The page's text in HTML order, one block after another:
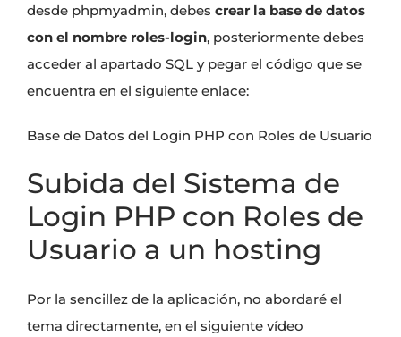
desde phpmyadmin, debes crear la base de datos
con el nombre roles-login, posteriormente debes
acceder al apartado SQL y pegar el código que se
encuentra en el siguiente enlace:
Base de Datos del Login PHP con Roles de Usuario
Subida del Sistema de
Login PHP con Roles de
Usuario a un hosting
Por la sencillez de la aplicación, no abordaré el
tema directamente, en el siguiente vídeo